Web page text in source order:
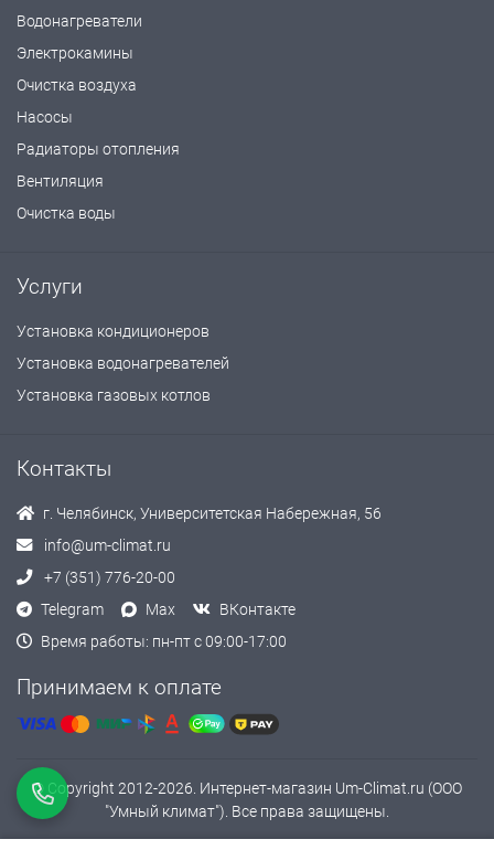
Водонагреватели
Электрокамины
Очистка воздуха
Насосы
Радиаторы отопления
Вентиляция
Очистка воды
Услуги
Установка кондиционеров
Установка водонагревателей
Установка газовых котлов
Контакты
г. Челябинск, Университетская Набережная, 56
info@um-climat.ru
+7 (351) 776-20-00
Telegram
Max
ВКонтакте
Время работы: пн-пт с 09:00-17:00
Принимаем к оплате
© Copyright 2012-2026. Интернет-магазин Um-Climat.ru (ООО
"Умный климат"). Все права защищены.